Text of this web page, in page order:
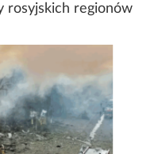
rosyjskich regionów